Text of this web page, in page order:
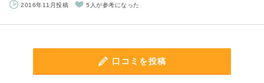
2016年11月投稿 5人が参考になった
口コミを投稿